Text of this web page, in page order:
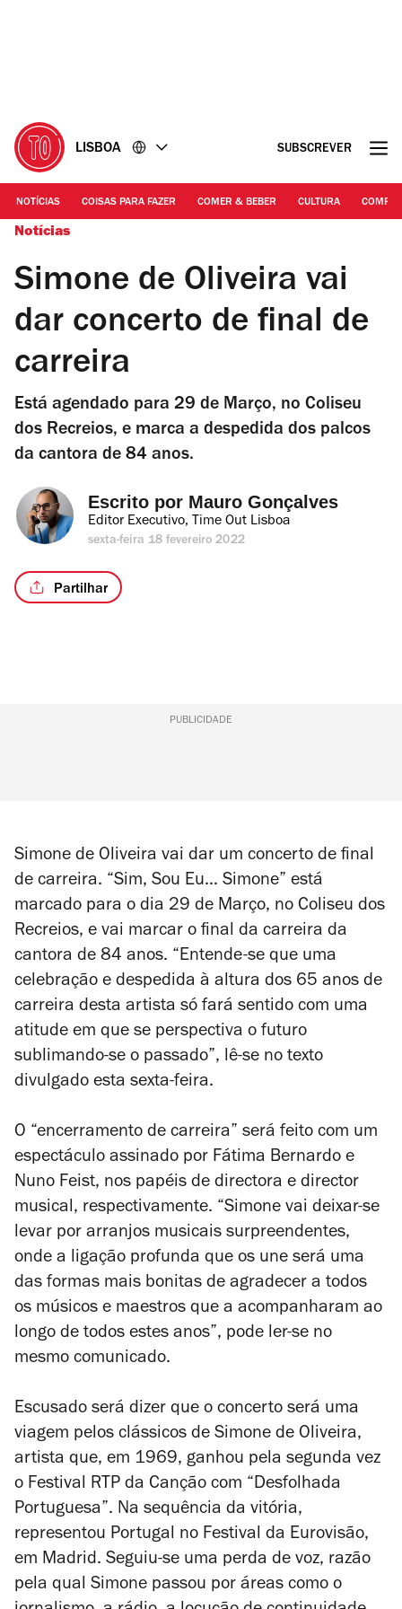
LISBOA SUBSCREVER
NOTÍCIAS COISAS PARA FAZER COMER & BEBER CULTURA
Notícias
Simone de Oliveira vai
dar concerto de final de
carreira
Está agendado para 29 de Março, no Coliseu
dos Recreios, e marca a despedida dos palcos
da cantora de 84 anos.
Escrito por Mauro Gonçalves
Editor Executivo, Time Out Lisboa
sexta-feira 18 fevereiro 2022
Partilhar
PUBLICIDADE
Simone de Oliveira vai dar um concerto de final
de carreira. “Sim, Sou Eu… Simone” está
marcado para o dia 29 de Março, no Coliseu dos
Recreios, e vai marcar o final da carreira da
cantora de 84 anos. “Entende-se que uma
celebração e despedida à altura dos 65 anos de
carreira desta artista só fará sentido com uma
atitude em que se perspectiva o futuro
sublimando-se o passado”, lê-se no texto
divulgado esta sexta-feira.
O encerramento de carreira” será feito com um
espectáculo assinado por Fátima Bernardo e
Nuno Feist, nos papéis de directora e director
musical, respectivamente. “Simone vai deixar-se
levar por arranjos musicais surpreendentes,
onde a ligação profunda que os une será uma
das formas mais bonitas de agradecer a todos
os músicos e maestros que a acompanharam ao
longo de todos estes anos”, pode ler-se no
mesmo comunicado.
Escusado será dizer que o concerto será uma
viagem pelos clássicos de Simone de Oliveira,
artista que, em 1969, ganhou pela segunda vez
o Festival RTP da Canção com “Desfolhada
Portuguesa”. Na sequência da vitória,
representou Portugal no Festival da Eurovisão,
em Madrid. Seguiu-se uma perda de voz, razão
pela qual Simone passou por áreas como o